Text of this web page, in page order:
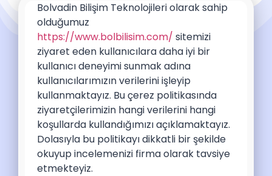
Bolvadin Bilişim Teknolojileri olarak sahip
olduğumuz
https://www.bolbilisim.com/ sitemizi
ziyaret eden kullanıcılara daha iyi bir
kullanıcı deneyimi sunmak adına
kullanıcılarımızın verilerini işleyip
kullanmaktayız. Bu çerez politikasında
ziyaretçilerimizin hangi verilerini hangi
koşullarda kullandığımızı açıklamaktayız.
Dolasıyla bu politikayı dikkatli bir şekilde
okuyup incelemenizi firma olarak tavsiye
etmekteyiz.